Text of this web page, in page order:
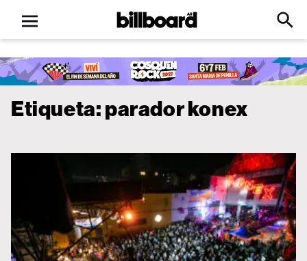
Open
menu
Billboard
Click
Input
Etiqueta:parador konex